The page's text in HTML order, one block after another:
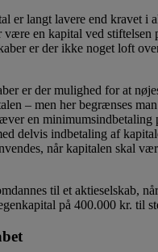
er langt lavere end kravet i
være en kapital ved stiftelsen
er der ikke noget loft
er der mulighed for at
– men her begrænses
en minimumsindbetaling
delvis indbetaling af
når kapitalen skal
til et aktieselskab,
på 400.000 kr. til